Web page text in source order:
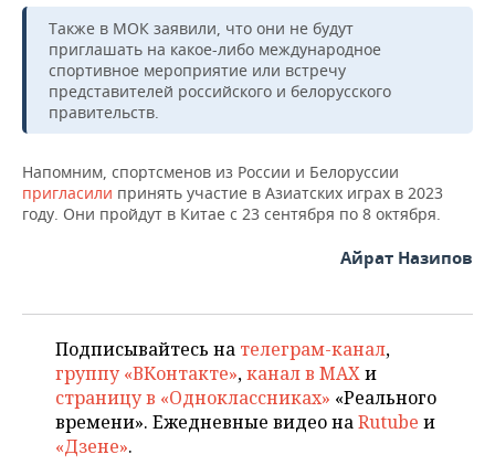
ОПК
ЭНЕРГЕТИКА
УСЛУГИ
МЕДИА
ТЕЛЕКОММУНИКАЦИИ
ВЫЕЗДНАЯ РЕДАКЦИЯ
БИЗНЕС-БРАНЧИ
ОТКРЫТАЯ ЛЕКЦИЯ
НОВОСТИ СПОРТА
ФУТБОЛ
БАСКЕТБОЛ
ФИГУРНОЕ КАТАНИЕ
ВОДНЫЕ ВИДЫ СПОРТА
ХОККЕЙ С МЯЧОМ
ОБЩЕСТВО
НОВОСТИ ОБЩЕСТВА
ИНФРАСТРУКТУРА
МЕДИЦИНА
ОБРАЗОВАНИЕ
ПРОИСШЕСТВИЯ
ФОТОГАЛЕРЕЯ
СПРАВОЧНИК
Также в МОК заявили, что они не будут
приглашать на какое-либо международное
спортивное мероприятие или встречу
представителей российского и белорусского
правительств.
Напомним, спортсменов из России и Белоруссии
пригласили принять участие в Азиатских играх в 2023
году. Они пройдут в Китае с 23 сентября по 8 октября.
Айрат Назипов
Подписывайтесь на телеграм-канал,
группу «ВКонтакте»,канал в MAXи
страницу в «Одноклассниках» «Реального
времени». Ежедневные видео наRutube и
«Дзене».